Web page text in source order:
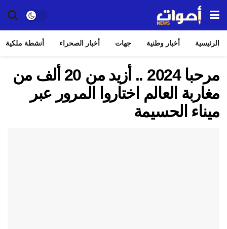
الرئيسية أخبار وطنية جهات أخبار الصحراء أنشطة ملكية
مرحبا 2024 .. أزيد من 20 ألف من
مغاربة العالم اختاروا المرور عبر
ميناء الحسيمة